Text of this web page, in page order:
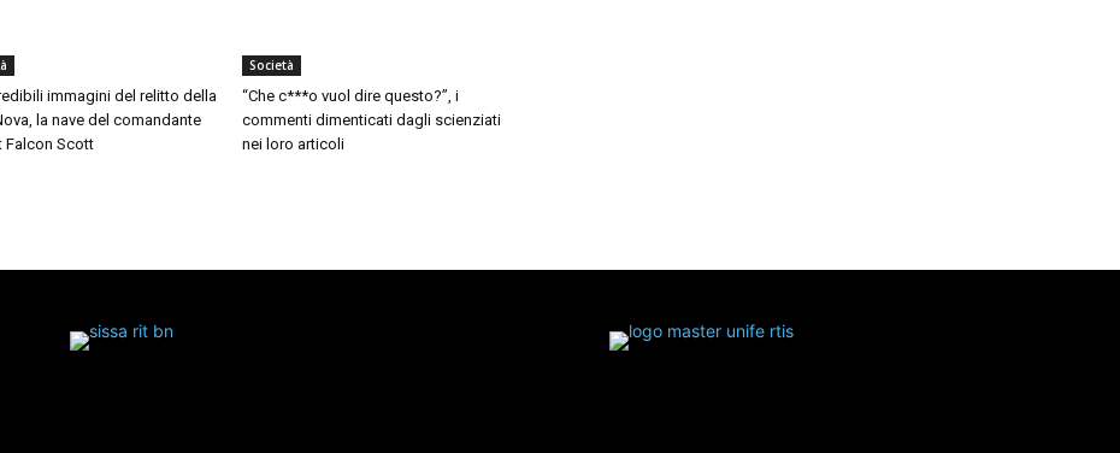
immagini del relitto della
la nave del comandante
Falcon Scott
Società
“Che c***o vuol dire questo?”, i
commenti dimenticati dagli scienziati
nei loro articoli